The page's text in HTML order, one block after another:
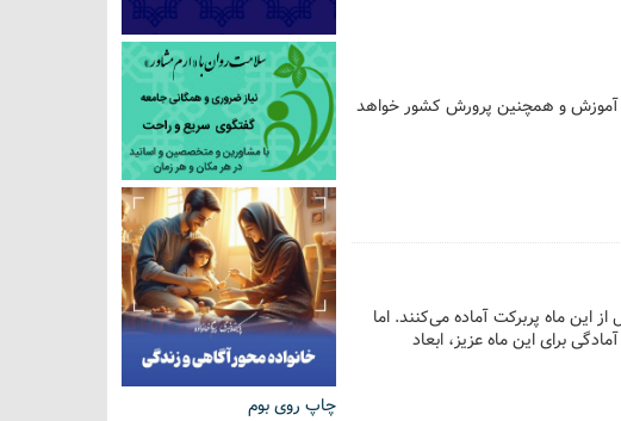
آموزش و همچنین پرورش کشور خواهد
این ماه پربرکت آماده می‌کنند. اما
برای این ماه عزیز، ابعاد
چاپ روی بوم